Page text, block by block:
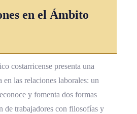
en el Ámbito
costarricense presenta una
las relaciones laborales: un
y fomenta dos formas
de trabajadores con filosofías y